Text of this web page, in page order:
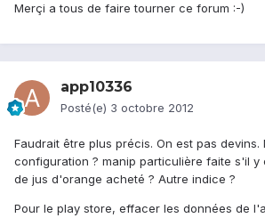
Merçi a tous de faire tourner ce forum :-)
app10336
Posté(e) 3 octobre 2012
Faudrait être plus précis. On est pas devins.
configuration ? manip particulière faite s'il y
de jus d'orange acheté ? Autre indice ?
Pour le play store, effacer les données de